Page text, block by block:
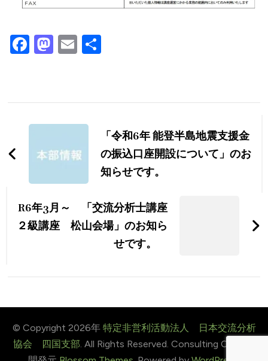
Facebook
Mastodon
Email
ナ
ゲ
ー
ョ
「令和6年 能登半島地震支援金
の振込口座開設について」のお
知らせです。
R6年3月～ 「交流分析士講座
２級講座 松山会場」のお知ら
せです。
© Copyright 2026年 特定非営利活動法人 日本交流分析
協会 四国支部. All Rights Reserved. Consulting Coach |